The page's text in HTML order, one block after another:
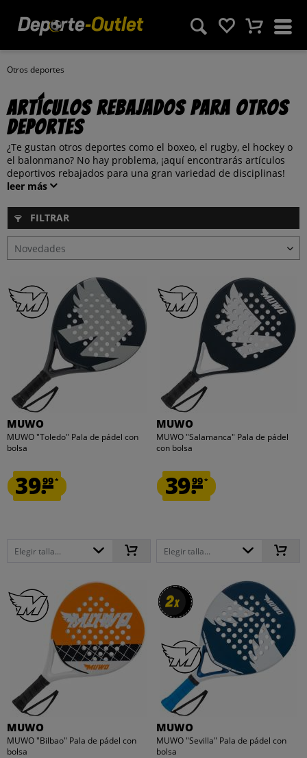
Otros deportes
Artículos rebajados para otros
deportes
¿Te gustan otros deportes como el boxeo, el rugby, el hockey o
el balonmano? No hay problema, ¡aquí encontrarás artículos
deportivos rebajados para una gran variedad de disciplinas!
leer más
FILTRAR
MUWO
MUWO "Toledo" Pala de pádel con
bolsa
39.99*
Elegir talla...
MUWO
MUWO "Salamanca" Pala de pádel
con bolsa
39.99*
Elegir talla...
MUWO
MUWO "Bilbao" Pala de pádel con
bolsa
2x
2x
MUWO
MUWO "Sevilla" Pala de pádel con
bolsa